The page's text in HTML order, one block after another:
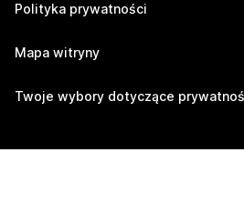
Polityka prywatności
Mapa witryny
Twoje wybory dotyczące